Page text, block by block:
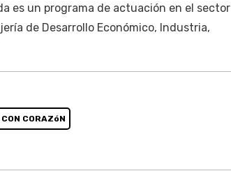
es un programa de actuación en el sector
de Desarrollo Económico, Industria,
CORAZóN